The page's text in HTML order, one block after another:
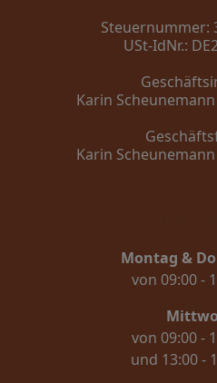
Steuernummer:
USt-IdNr.:
Karin
Karin
Montag &
von 09:00 -
von 09:00 -
und 13:00 -